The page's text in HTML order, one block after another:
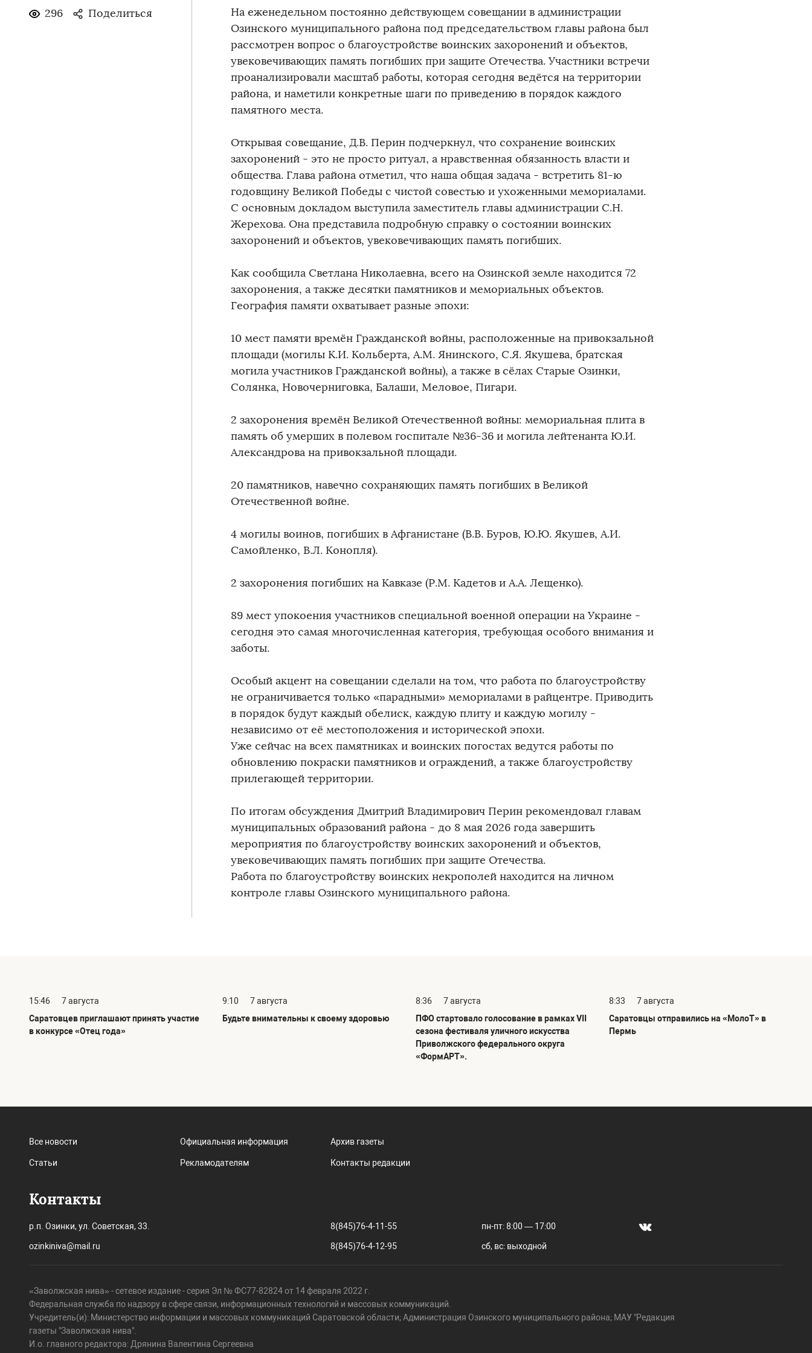
296 Поделиться
На еженедельном постоянно действующем совещании в администрации
Озинского муниципального района под председательством главы района был
рассмотрен вопрос о благоустройстве воинских захоронений и объектов,
увековечивающих память погибших при защите Отечества. Участники встречи
проанализировали масштаб работы, которая сегодня ведётся на территории
района, и наметили конкретные шаги по приведению в порядок каждого
памятного места.
Открывая совещание, Д.В. Перин подчеркнул, что сохранение воинских
захоронений - это не просто ритуал, а нравственная обязанность власти и
общества. Глава района отметил, что наша общая задача - встретить 81-ю
годовщину Великой Победы с чистой совестью и ухоженными мемориалами.
С основным докладом выступила заместитель главы администрации С.Н.
Жерехова. Она представила подробную справку о состоянии воинских
захоронений и объектов, увековечивающих память погибших.
Как сообщила Светлана Николаевна, всего на Озинской земле находится 72
захоронения, а также десятки памятников и мемориальных объектов.
География памяти охватывает разные эпохи:
10 мест памяти времён Гражданской войны, расположенные на привокзальной
площади (могилы К.И. Кольберта, А.М. Янинского, С.Я. Якушева, братская
могила участников Гражданской войны), а также в сёлах Старые Озинки,
Солянка, Новочерниговка, Балаши, Меловое, Пигари.
2 захоронения времён Великой Отечественной войны: мемориальная плита в
память об умерших в полевом госпитале №36-36 и могила лейтенанта Ю.И.
Александрова на привокзальной площади.
20 памятников, навечно сохраняющих память погибших в Великой
Отечественной войне.
4 могилы воинов, погибших в Афганистане (В.В. Буров, Ю.Ю. Якушев, А.И.
Самойленко, В.Л. Конопля).
2 захоронения погибших на Кавказе (Р.М. Кадетов и А.А. Лещенко).
89 мест упокоения участников специальной военной операции на Украине -
сегодня это самая многочисленная категория, требующая особого внимания и
заботы.
Особый акцент на совещании сделали на том, что работа по благоустройству
не ограничивается только «парадными» мемориалами в райцентре. Приводить
в порядок будут каждый обелиск, каждую плиту и каждую могилу -
независимо от её местоположения и исторической эпохи.
Уже сейчас на всех памятниках и воинских погостах ведутся работы по
обновлению покраски памятников и ограждений, а также благоустройству
прилегающей территории.
По итогам обсуждения Дмитрий Владимирович Перин рекомендовал главам
муниципальных образований района - до 8 мая 2026 года завершить
мероприятия по благоустройству воинских захоронений и объектов,
увековечивающих память погибших при защите Отечества.
Работа по благоустройству воинских некрополей находится на личном
контроле главы Озинского муниципального района.
15:46
7 августа
Саратовцев приглашают принять участие
в конкурсе «Отец года»
9:10
7 августа
Будьте внимательны к своему здоровью
8:36
7 августа
ПФО стартовало голосование в рамках VII
сезона фестиваля уличного искусства
Приволжского федерального округа
«ФормАРТ».
8:33
7 августа
Саратовцы отправились на «МолоТ» в
Пермь
Все новости
Статьи
Официальная информация
Рекламодателям
Архив газеты
Контакты редакции
Контакты
р.п. Озинки, ул. Советская, 33.
ozinkiniva@mail.ru
8(845)76-4-11-55
8(845)76-4-12-95
пн-пт: 8:00 — 17:00
сб, вс: выходной
«Заволжская нива» - сетевое издание - серия Эл № ФС77-82824 от 14 февраля 2022 г.
Федеральная служба по надзору в сфере связи, информационных технологий и массовых коммуникаций.
Учредитель(и): Министерство информации и массовых коммуникаций Саратовской области; Администрация Озинского муниципального района; МАУ "Редакция
газеты "Заволжская нива".
И.о. главного редактора: Дрянина Валентина Сергеевна